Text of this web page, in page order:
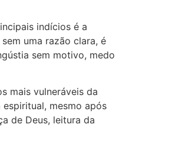
indícios é a
uma razão clara, é
sem motivo, medo
mais vulneráveis da
mesmo após
de Deus, leitura da